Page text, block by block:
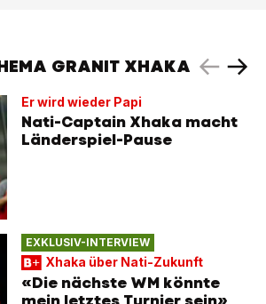
GRANIT XHAKA
Er wird wieder Papi
Nati-Captain Xhaka macht
Länderspiel-Pause
EXKLUSIV-INTERVIEW
Xhaka über Nati-Zukunft
«Die nächste WM könnte